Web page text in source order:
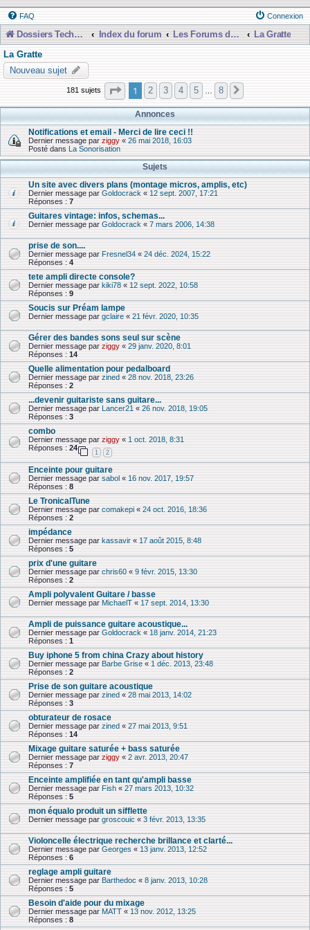
FAQ Connexion
Dossiers Techniques Index du forum Les Forums de Discussions
La Gratte
La Gratte
Nouveau sujet
181 sujets Page 1sur
1 2 3 4 5 8
Annonces
Notifications et email - Merci de lire ceci !!
Dernier message par ziggy « 26 mai 2018, 16:03
Posté dans La Sonorisation
Sujets
Un site avec divers plans (montage micros, amplis, etc)
Dernier message par Goldocrack « 12 sept. 2007, 17:21
Réponses : 7
Guitares vintage: infos, schemas...
Dernier message par Goldocrack « 7 mars 2006, 14:38
prise de son....
Dernier message par Fresnel34 « 24 déc. 2024, 15:22
Réponses : 4
tete ampli directe console?
Dernier message par kiki78 « 12 sept. 2022, 10:58
Réponses : 9
Soucis sur Préam lampe
Dernier message par gclaire « 21 févr. 2020, 10:35
Gérer des bandes sons seul sur scène
Dernier message par ziggy « 29 janv. 2020, 8:01
Réponses : 14
Quelle alimentation pour pedalboard
Dernier message par zined « 28 nov. 2018, 23:26
Réponses : 2
...devenir guitariste sans guitare...
Dernier message par Lancer21 « 26 nov. 2018, 19:05
Réponses : 3
combo
Dernier message par ziggy « 1 oct. 2018, 8:31
Réponses : 24
1 2
Enceinte pour guitare
Dernier message par sabol « 16 nov. 2017, 19:57
Réponses : 8
Le TronicalTune
Dernier message par comakepi « 24 oct. 2016, 18:36
Réponses : 2
impédance
Dernier message par kassavir « 17 août 2015, 8:48
Réponses : 5
prix d'une guitare
Dernier message par chris60 « 9 févr. 2015, 13:30
Réponses : 2
Ampli polyvalent Guitare / basse
Dernier message par MichaelT « 17 sept. 2014, 13:30
Ampli de puissance guitare acoustique...
Dernier message par Goldocrack « 18 janv. 2014, 21:23
Réponses : 1
Buy iphone 5 from china Crazy about history
Dernier message par Barbe Grise « 1 déc. 2013, 23:48
Réponses : 2
Prise de son guitare acoustique
Dernier message par zined « 28 mai 2013, 14:02
Réponses : 3
obturateur de rosace
Dernier message par zined « 27 mai 2013, 9:51
Réponses : 14
Mixage guitare saturée + bass saturée
Dernier message par ziggy « 2 avr. 2013, 20:47
Réponses : 7
Enceinte amplifiée en tant qu'ampli basse
Dernier message par Fish « 27 mars 2013, 10:32
Réponses : 5
mon équalo produit un sifflette
Dernier message par groscouic « 3 févr. 2013, 13:35
Violoncelle électrique recherche brillance et clarté...
Dernier message par Georges « 13 janv. 2013, 12:52
Réponses : 6
reglage ampli guitare
Dernier message par Barthedoc « 8 janv. 2013, 10:28
Réponses : 5
Besoin d'aide pour du mixage
Dernier message par MATT « 13 nov. 2012, 13:25
Réponses : 8